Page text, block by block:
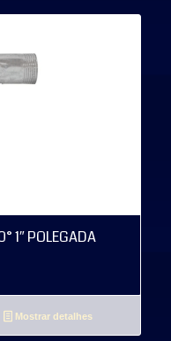
1″ POLEGADA
Mostrar detalhes